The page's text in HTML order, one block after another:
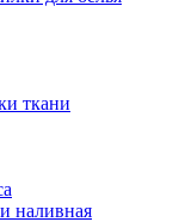
ткани
наливная